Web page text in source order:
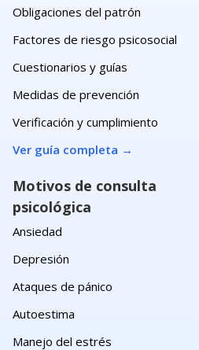
Obligaciones del patrón
Factores de riesgo psicosocial
Cuestionarios y guías
Medidas de prevención
Verificación y cumplimiento
Ver guía completa →
Motivos de consulta
psicológica
Ansiedad
Depresión
Ataques de pánico
Autoestima
Manejo del estrés